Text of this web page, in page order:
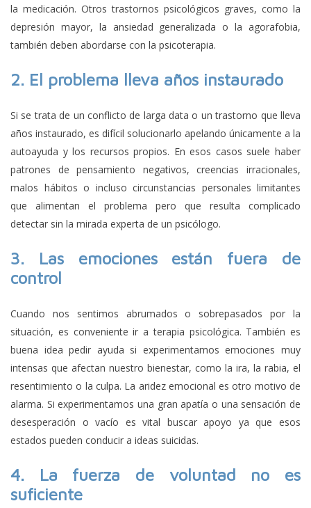
la medicación. Otros trastornos psicológicos graves, como la
depresión mayor, la ansiedad generalizada o la agorafobia,
también deben abordarse con la psicoterapia.
2. El problema lleva años instaurado
Si se trata de un conflicto de larga data o un trastorno que lleva
años instaurado, es difícil solucionarlo apelando únicamente a la
autoayuda y los recursos propios. En esos casos suele haber
patrones de pensamiento negativos, creencias irracionales,
malos hábitos o incluso circunstancias personales limitantes
que alimentan el problema pero que resulta complicado
detectar sin la mirada experta de un psicólogo.
3. Las emociones están fuera de
control
Cuando nos sentimos abrumados o sobrepasados por la
situación, es conveniente ir a terapia psicológica. También es
buena idea pedir ayuda si experimentamos emociones muy
intensas que afectan nuestro bienestar, como la ira, la rabia, el
resentimiento o la culpa. La aridez emocional es otro motivo de
alarma. Si experimentamos una gran apatía o una sensación de
desesperación o vacío es vital buscar apoyo ya que esos
estados pueden conducir a ideas suicidas.
4. La fuerza de voluntad no es
suficiente